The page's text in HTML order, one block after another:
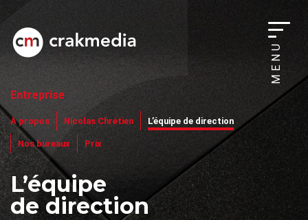
MENU
Entreprise
À propos Nicolas Chrétien L’équipe de direction
Nos bureaux Prix
L’équipe
de direction